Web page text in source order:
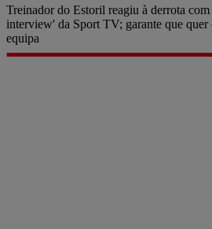
Treinador do Estoril reagiu à derrota
interview' da Sport TV; garante que quer
equipa